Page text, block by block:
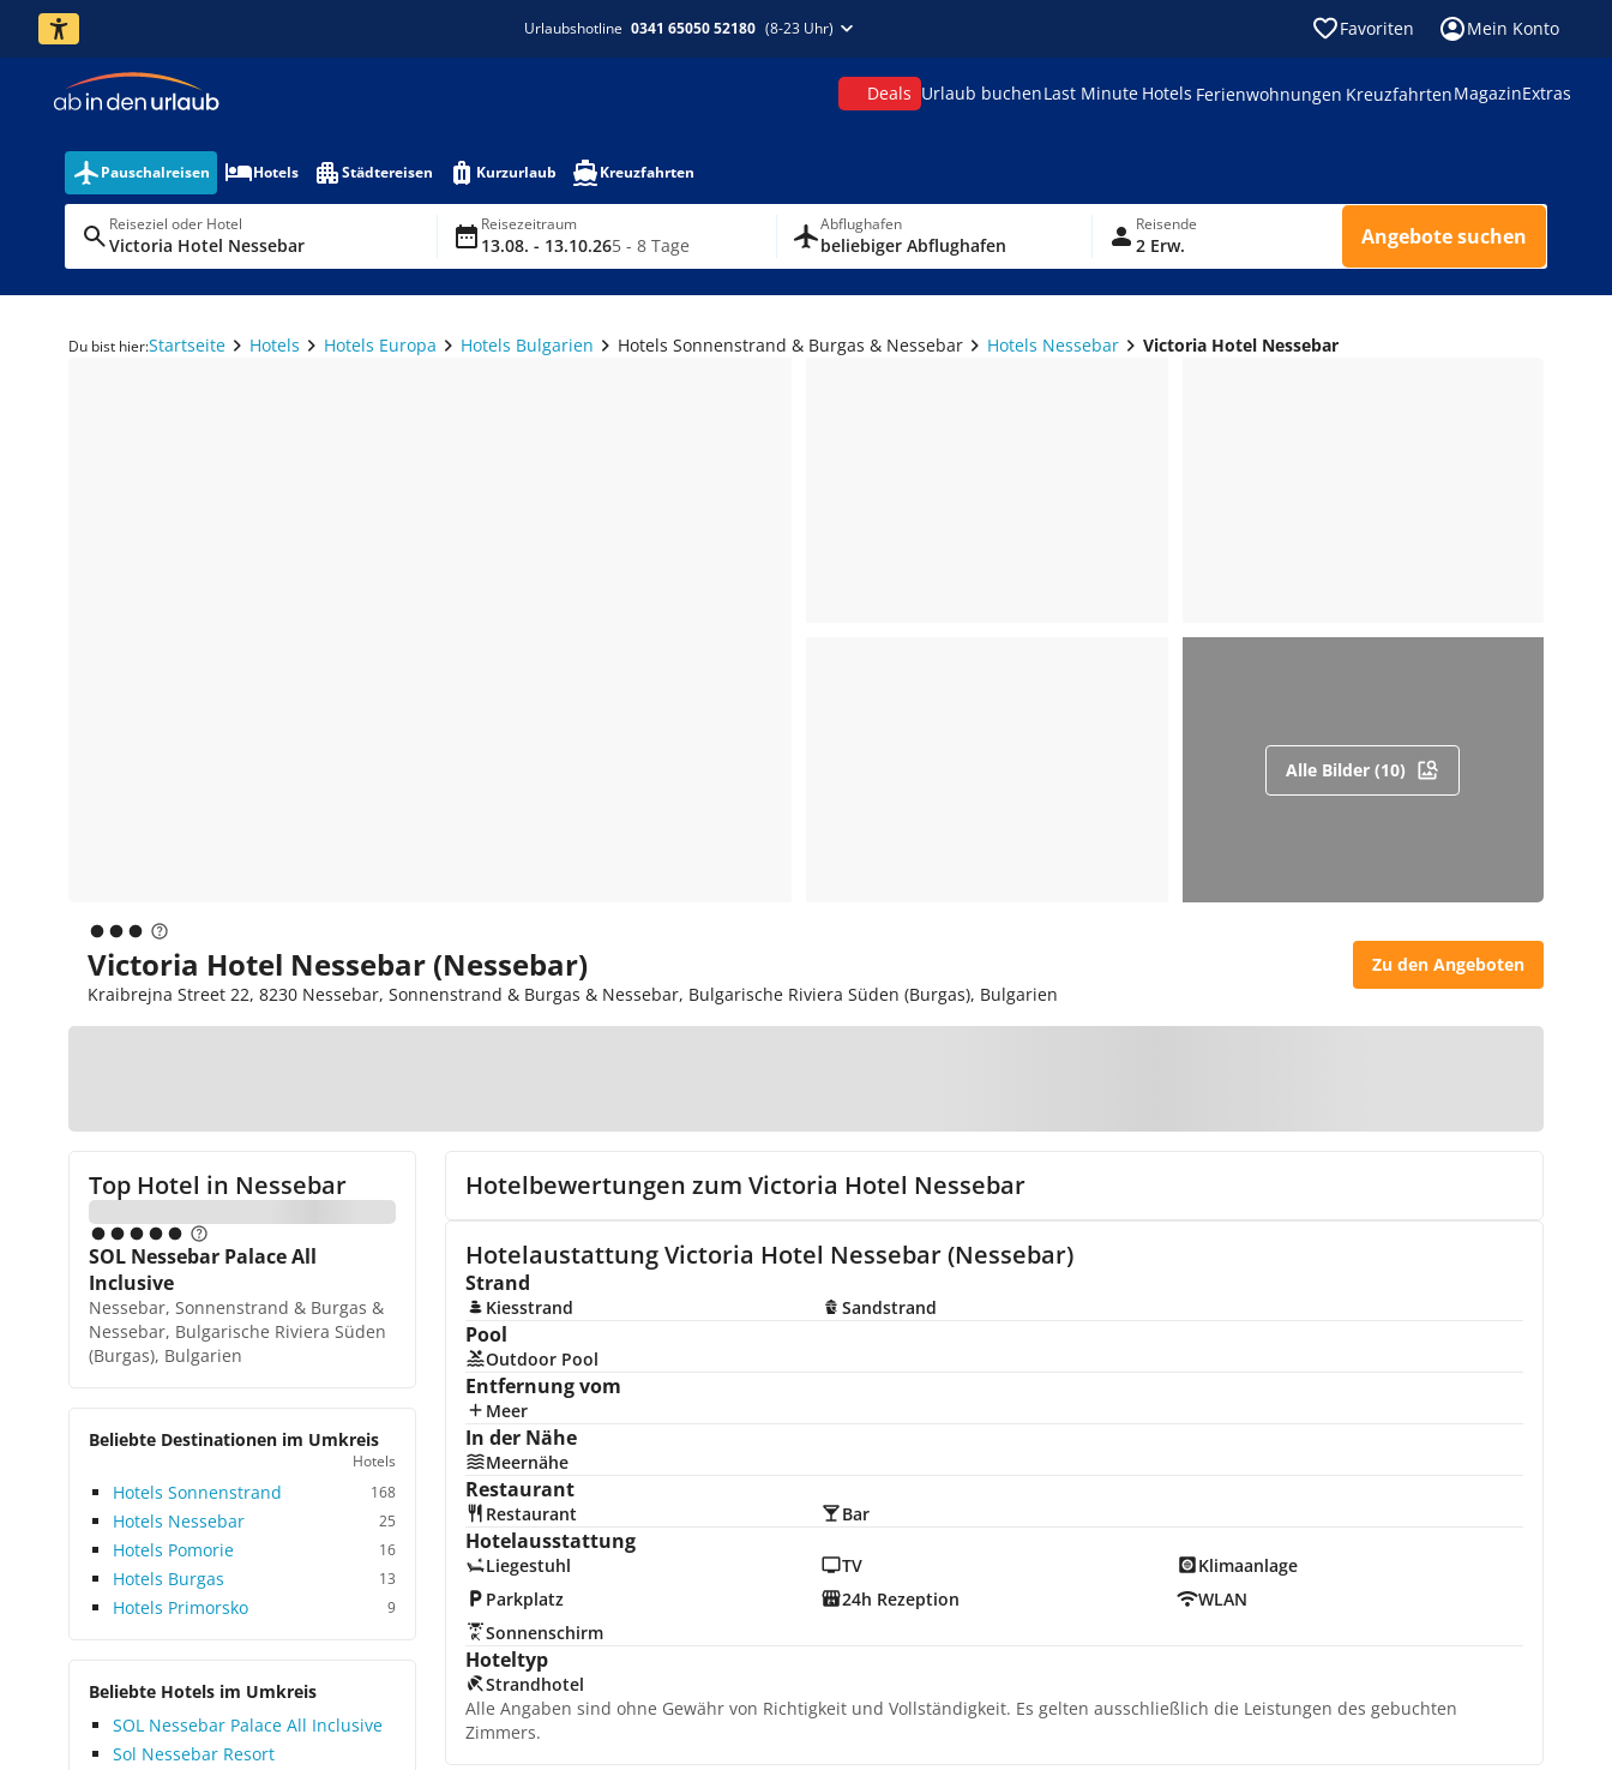
Urlaubshotline 0341 65050 52180 (8-23 Uhr) Favoriten Mein Konto
Deals Urlaub buchenLast Minute Hotels Ferienwohnungen KreuzfahrtenMagazinExtras
Pauschalreisen Hotels Städtereisen Kurzurlaub Kreuzfahrten
Reiseziel oder Hotel
Victoria Hotel Nessebar
Reisezeitraum
13.08. - 13.10.265 - 8 Tage
Abflughafen
beliebiger Abflughafen
Reisende
2 Erw. Angebote suchen
Du bist hier:Startseite Hotels Hotels Europa Hotels Bulgarien Hotels Sonnenstrand & Burgas & Nessebar Hotels Nessebar Victoria Hotel Nessebar
Alle Bilder (10)
Victoria Hotel Nessebar (Nessebar)
Kraibrejna Street 22, 8230 Nessebar, Sonnenstrand & Burgas & Nessebar, Bulgarische Riviera Süden (Burgas), Bulgarien
Zu den Angeboten
Top Hotel in Nessebar
SOL Nessebar Palace All
Inclusive
Nessebar, Sonnenstrand & Burgas &
Nessebar, Bulgarische Riviera Süden
(Burgas), Bulgarien
Beliebte Destinationen im Umkreis
Hotels
Hotels Sonnenstrand 168
Hotels Nessebar 25
Hotels Pomorie 16
Hotels Burgas 13
Hotels Primorsko 9
Beliebte Hotels im Umkreis
SOL Nessebar Palace All Inclusive
Sol Nessebar Resort
Hotelbewertungen zum Victoria Hotel Nessebar
Hotelaustattung Victoria Hotel Nessebar (Nessebar)
Strand
Kiesstrand Sandstrand
Pool
Outdoor Pool
Entfernung vom
Meer
In der Nähe
Meernähe
Restaurant
Restaurant Bar
Hotelausstattung
Liegestuhl TV
Klimaanlage
Parkplatz
24h Rezeption
WLAN
Sonnenschirm
Hoteltyp
Strandhotel
Alle Angaben sind ohne Gewähr von Richtigkeit und Vollständigkeit. Es gelten ausschließlich die Leistungen des gebuchten
Zimmers.